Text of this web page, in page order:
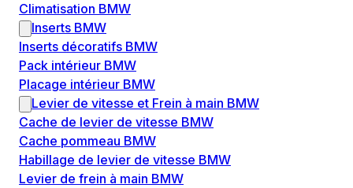
Climatisation BMW
Inserts BMW
Inserts décoratifs BMW
Pack intérieur BMW
Placage intérieur BMW
Levier de vitesse et Frein à main BMW
Cache de levier de vitesse BMW
Cache pommeau BMW
Habillage de levier de vitesse BMW
Levier de frein à main BMW